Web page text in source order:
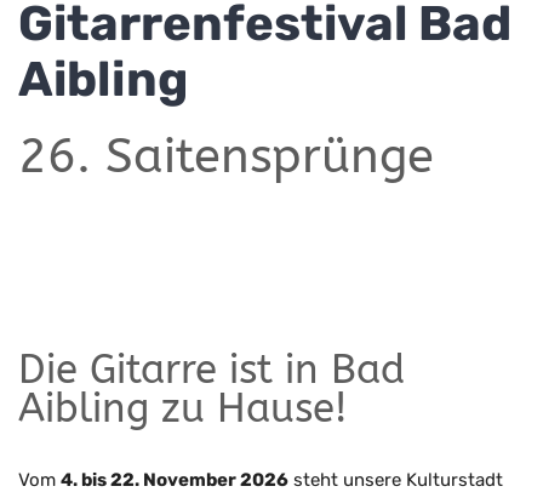
Gitarrenfestival Bad
Aibling
26. Saitensprünge
Die Gitarre ist in Bad
Aibling zu Hause!
Vom 4. bis 22. November 2026 steht unsere Kulturstadt